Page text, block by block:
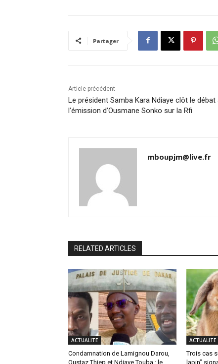
Partager
Article précédent
Le président Samba Kara Ndiaye clôt le débat
l’émission d’Ousmane Sonko sur la Rfi
mboupjm@live.fr
RELATED ARTICLES
ACTUALITE
Condamnation de Lamignou Darou,
Oustaz Thiep et Ndiaye Touba : le
ACTUALITE
Trois cas
lapin”